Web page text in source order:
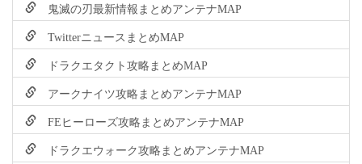
鬼滅の刃最新情報まとめアンテナMAP
TwitterニュースまとめMAP
ドラクエタクト攻略まとめMAP
アークナイツ攻略まとめアンテナMAP
FEヒーローズ攻略まとめアンテナMAP
ドラクエウォーク攻略まとめアンテナMAP